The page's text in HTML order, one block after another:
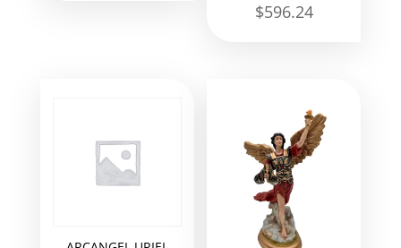
$596.24